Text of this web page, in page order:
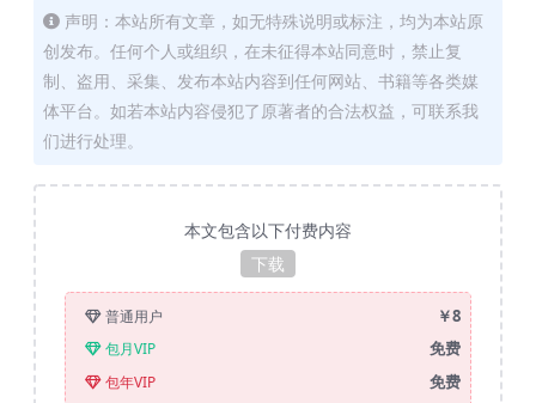
声明：本站所有文章，如无特殊说明或标注，均为本站原
创发布。任何个人或组织，在未征得本站同意时，禁止复
制、盗用、采集、发布本站内容到任何网站、书籍等各类媒
体平台。如若本站内容侵犯了原著者的合法权益，可联系我
们进行处理。
本文包含以下付费内容
下载
普通用户 ￥8
包月VIP 免费
包年VIP 免费